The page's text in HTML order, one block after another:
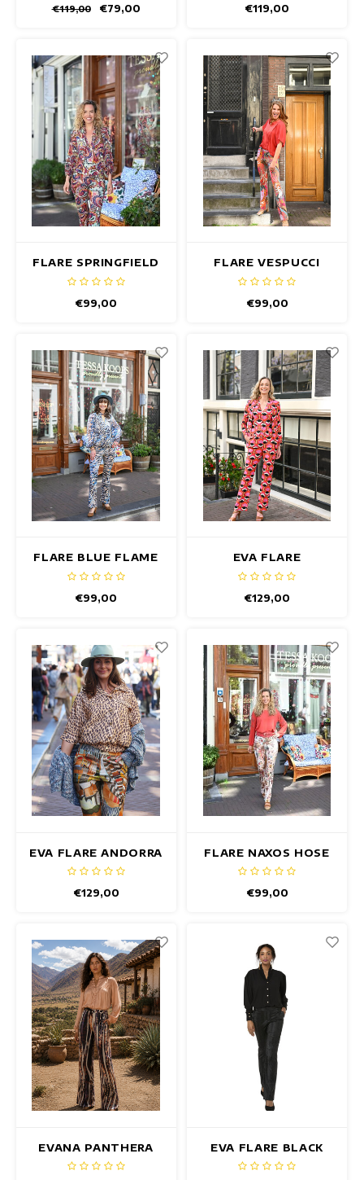
€119,00 €79,00 €119,00
FLARE SPRINGFIELD
HOSE
€99,00
FLARE VESPUCCI
HOSE
€99,00
FLARE BLUE FLAME
HOSE
€99,00
EVA FLARE
CALDARON HOSE
€129,00
EVA FLARE ANDORRA
HOSE
€129,00
FLARE NAXOS HOSE
€99,00
EVANA PANTHERA
HOSE
EVA FLARE BLACK
SNAKE HOSE